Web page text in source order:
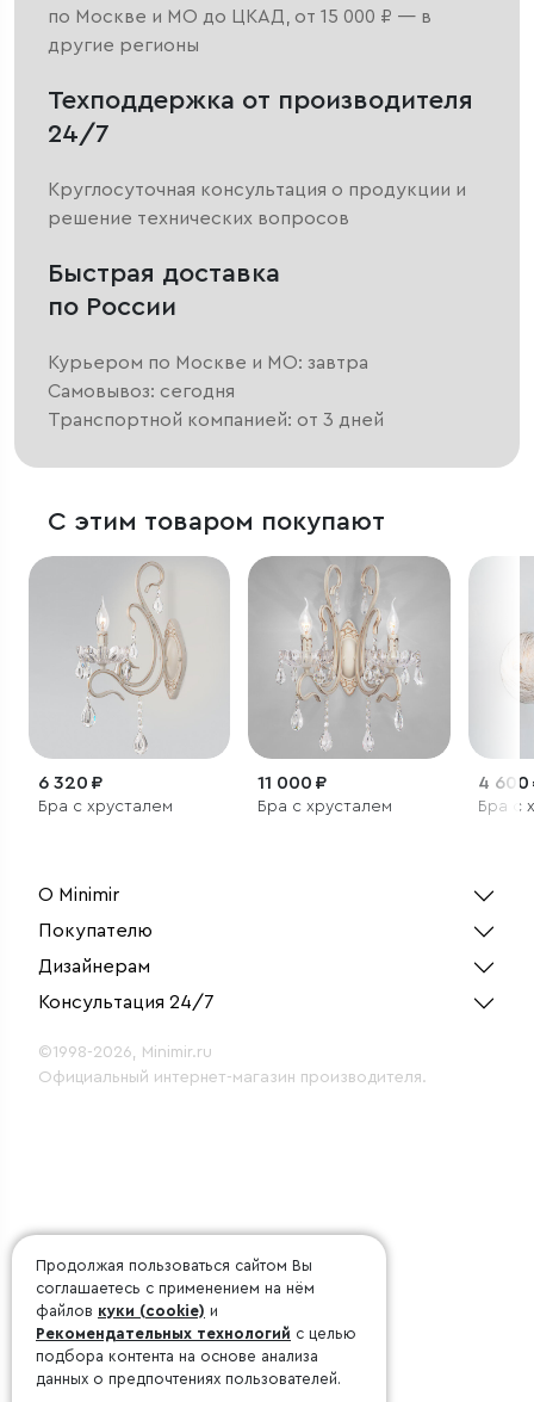
по Москве и МО до ЦКАД, от 15 000 ₽ — в
другие регионы
Техподдержка от производителя
24/7
Круглосуточная консультация о продукции и
решение технических вопросов
Быстрая доставка
по России
Курьером по Москве и МО: завтра
Самовывоз: сегодня
Транспортной компанией: от 3 дней
С этим товаром покупают
6 320 ₽
Бра с хрусталем
11 000 ₽
Бра с хрусталем
4 600
Бра с
О Minimir
Покупателю
Дизайнерам
Консультация 24/7
©1998-2026, Minimir.ru
Официальный интернет-магазин производителя.
Продолжая пользоваться сайтом Вы
соглашаетесь с применением на нём
файлов куки (cookie) и
Рекомендательных технологий с целью
подбора контента на основе анализа
данных о предпочтениях пользователей.